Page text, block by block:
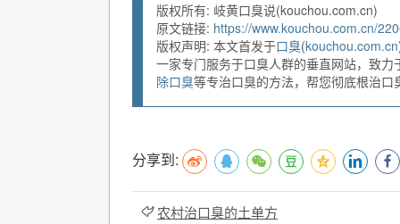
版权所有: 岐黄口臭说(kouchou.com.cn)
原文链接: https://www.kouchou.com.cn/
版权声明: 本文首发于口臭(kouchou.com.cn
一家专门服务于口臭人群的垂直网站，致力
除口臭等专治口臭的方法，帮您彻底根治
分享到:
农村治口臭的土单方